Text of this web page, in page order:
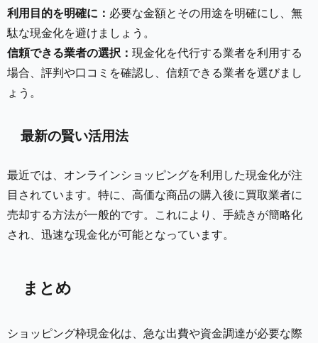
利用目的を明確に： 必要な金額とその用途を明確にし、無
駄な現金化を避けましょう。
信頼できる業者の選択： 現金化を代行する業者を利用する
場合、評判や口コミを確認し、信頼できる業者を選びまし
ょう。
最新の賢い活用法
最近では、オンラインショッピングを利用した現金化が注
目されています。特に、高価な商品の購入後に買取業者に
売却する方法が一般的です。これにより、手続きが簡略化
され、迅速な現金化が可能となっています。
まとめ
ショッピング枠現金化は、急な出費や資金調達が必要な際